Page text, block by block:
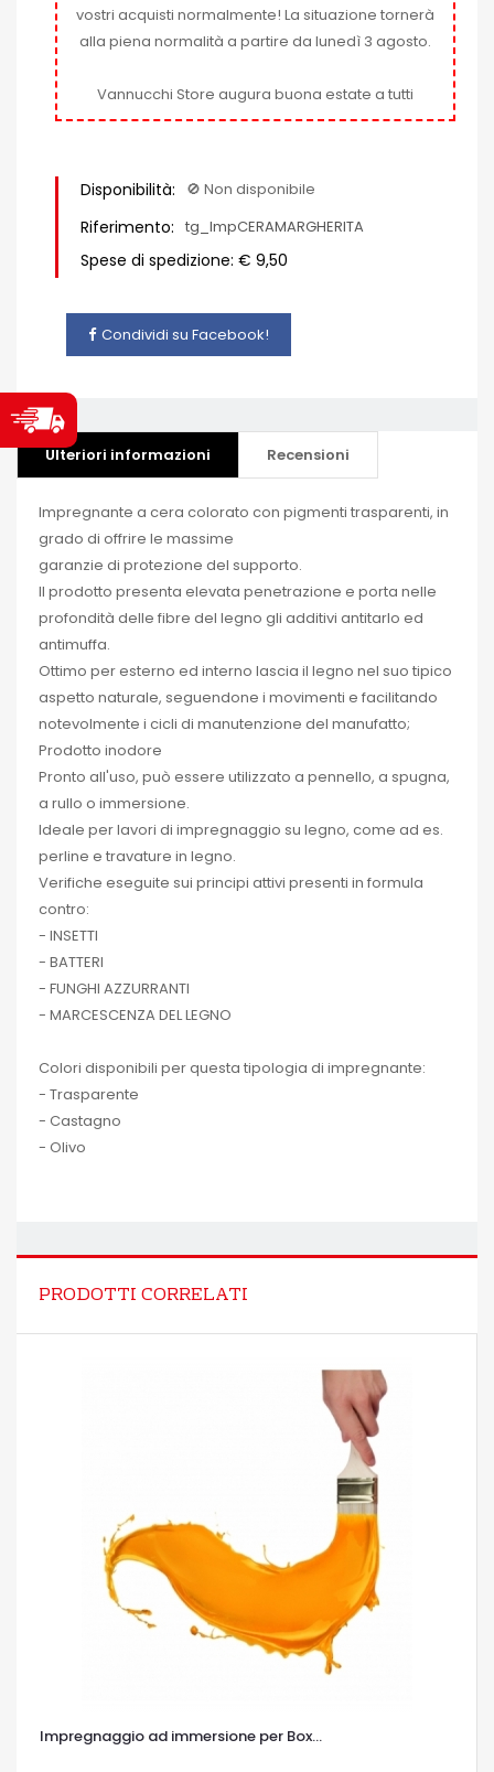
vostri acquisti normalmente! La situazione tornerà
alla piena normalità a partire da lunedì 3 agosto.
Vannucchi Store augura buona estate a tutti
Disponibilità: 🚫​ Non disponibile
Riferimento: tg_ImpCERAMARGHERITA
Spese di spedizione: € 9,50
Condividi su Facebook!
Ulteriori informazioni Recensioni
Impregnante a cera colorato con pigmenti trasparenti, in
grado di offrire le massime
garanzie di protezione del supporto.
Il prodotto presenta elevata penetrazione e porta nelle
profondità delle fibre del legno gli additivi antitarlo ed
antimuffa.
Ottimo per esterno ed interno lascia il legno nel suo tipico
aspetto naturale, seguendone i movimenti e facilitando
notevolmente i cicli di manutenzione del manufatto;
Prodotto inodore
Pronto all'uso, può essere utilizzato a pennello, a spugna,
a rullo o immersione.
Ideale per lavori di impregnaggio su legno, come ad es.
perline e travature in legno.
Verifiche eseguite sui principi attivi presenti in formula
contro:
- INSETTI
- BATTERI
- FUNGHI AZZURRANTI
- MARCESCENZA DEL LEGNO
Colori disponibili per questa tipologia di impregnante:
- Trasparente
- Castagno
- Olivo
PRODOTTI CORRELATI
Impregnaggio ad immersione per Box...